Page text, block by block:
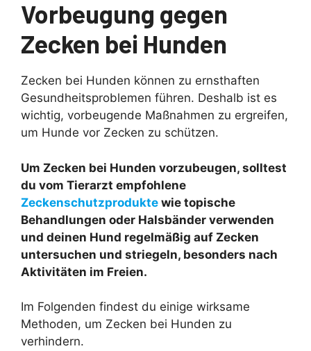
Vorbeugung gegen
Zecken bei Hunden
Zecken bei Hunden können zu ernsthaften
Gesundheitsproblemen führen. Deshalb ist es
wichtig, vorbeugende Maßnahmen zu ergreifen,
um Hunde vor Zecken zu schützen.
Um Zecken bei Hunden vorzubeugen, solltest
du vom Tierarzt empfohlene
Zeckenschutzprodukte wie topische
Behandlungen oder Halsbänder verwenden
und deinen Hund regelmäßig auf Zecken
untersuchen und striegeln, besonders nach
Aktivitäten im Freien.
Im Folgenden findest du einige wirksame
Methoden, um Zecken bei Hunden zu
verhindern.